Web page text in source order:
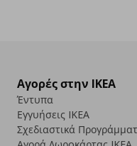
Αγορές στην IKEA
Έντυπα
Εγγυήσεις IKEA
Σχεδιαστικά